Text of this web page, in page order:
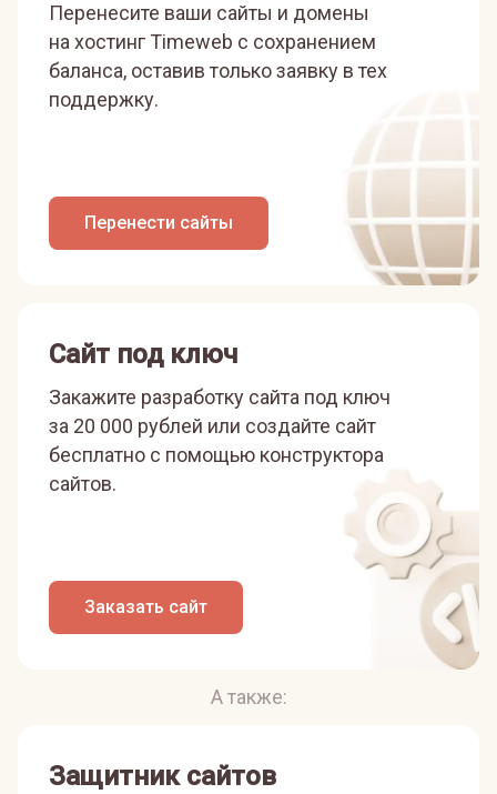
Перенесите ваши сайты и домены
на хостинг Timeweb с сохранением
баланса, оставив только заявку в тех
поддержку.
Перенести сайты
Сайт под ключ
Закажите разработку сайта под ключ
за 20 000 рублей или создайте сайт
бесплатно с помощью конструктора
сайтов.
Заказать сайт
А также:
Защитник сайтов